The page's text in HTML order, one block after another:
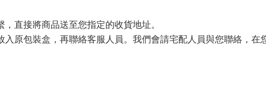
直接將商品送至您指定的收貨地址。
入原包裝盒，再聯絡客服人員。我們會請宅配人員與您聯絡，